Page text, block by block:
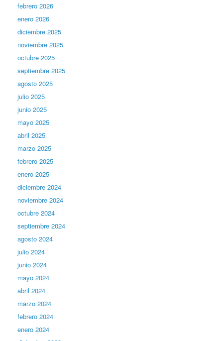
febrero 2026
enero 2026
diciembre 2025
noviembre 2025
octubre 2025
septiembre 2025
agosto 2025
julio 2025
junio 2025
mayo 2025
abril 2025
marzo 2025
febrero 2025
enero 2025
diciembre 2024
noviembre 2024
octubre 2024
septiembre 2024
agosto 2024
julio 2024
junio 2024
mayo 2024
abril 2024
marzo 2024
febrero 2024
enero 2024